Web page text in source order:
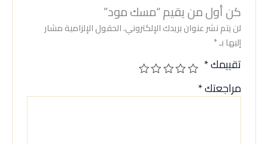
كن أول من يقيم “مسك مود”
لن يتم نشر عنوان بريدك الإلكتروني.الحقول الإلزامية مشار
إليها بـ*
تقييمك*
مراجعتك*